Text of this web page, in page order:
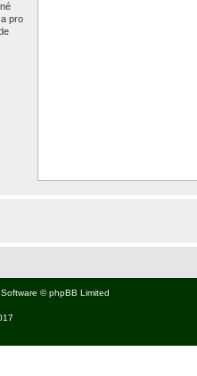
pro
© phpBB Limited